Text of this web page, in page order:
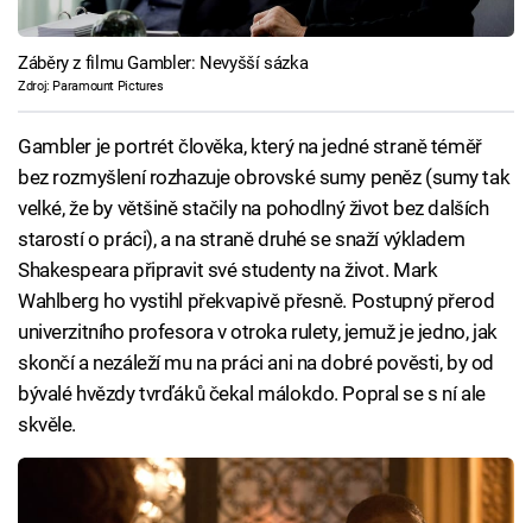
Záběry z filmu Gambler: Nevyšší sázka
Zdroj: Paramount Pictures
Gambler je portrét člověka, který na jedné straně téměř
bez rozmyšlení rozhazuje obrovské sumy peněz (sumy tak
velké, že by většině stačily na pohodlný život bez dalších
starostí o práci), a na straně druhé se snaží výkladem
Shakespeara připravit své studenty na život. Mark
Wahlberg ho vystihl překvapivě přesně. Postupný přerod
univerzitního profesora v otroka rulety, jemuž je jedno, jak
skončí a nezáleží mu na práci ani na dobré pověsti, by od
bývalé hvězdy tvrďáků čekal málokdo. Popral se s ní ale
skvěle.